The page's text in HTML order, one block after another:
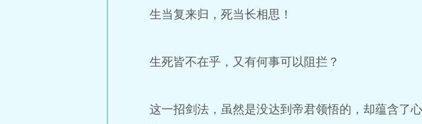
生当复来归，死当长相思！
生死皆不在乎，又有何事可以阻拦？
这一招剑法，虽然是没达到帝君领悟的，却蕴含了心